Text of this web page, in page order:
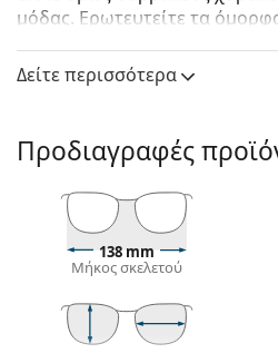
μόδας. Ερωτευτείτε τα
γυαλιά ηλίου για τέλεια όραση.
Σκελετός γυαλιών ηλίου
Το καφέ χρώμα του
το ζεστό χρώμα του
μαύρα ή σκούρα ξανθά
Οι τετράγωνοι σκελετοί
ιδανική επιλογή για
ή τριγωνικό σχήμα
Δείτε περισσότερα
Προδιαγραφές
138 mm
Μήκος σκελετού